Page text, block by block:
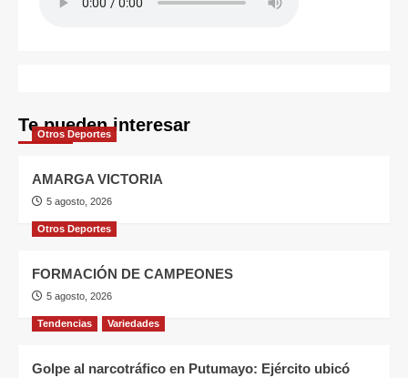
Te pueden interesar
Otros Deportes
AMARGA VICTORIA
5 agosto, 2026
Otros Deportes
FORMACIÓN DE CAMPEONES
5 agosto, 2026
Tendencias Variedades
Golpe al narcotráfico en Putumayo: Ejército ubicó